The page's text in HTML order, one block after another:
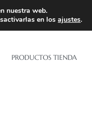
PRODUCTOS TIENDA
nuestra web.
en losajustes.